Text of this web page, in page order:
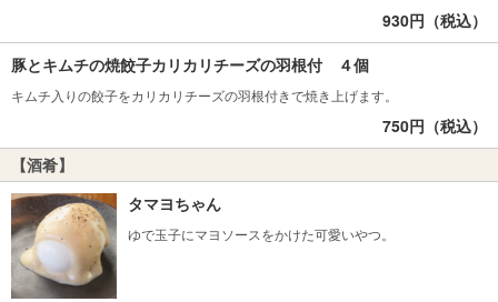
930円（税込）
豚とキムチの焼餃子カリカリチーズの羽根付 ４個
キムチ入りの餃子をカリカリチーズの羽根付きで焼き上げます。
750円（税込）
【酒肴】
タマヨちゃん
ゆで玉子にマヨソースをかけた可愛いやつ。